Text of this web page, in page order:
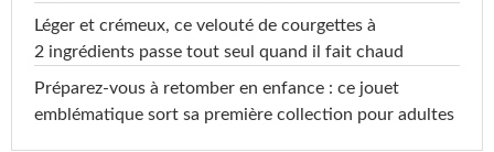
Léger et crémeux, ce velouté de courgettes à
2 ingrédients passe tout seul quand il fait chaud
Préparez-vous à retomber en enfance : ce jouet
emblématique sort sa première collection pour adultes